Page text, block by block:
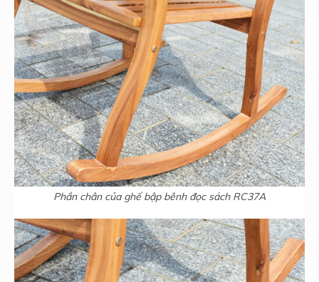
Phần chân của ghế bập bênh đọc sách RC37A